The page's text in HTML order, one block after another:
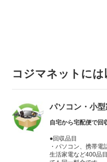
コジマネットには
パソコン・小
自宅から宅配便で回
●回収品目
・パソコン、携帯電
生活家電など400品